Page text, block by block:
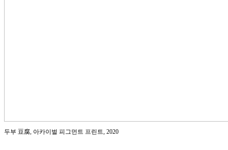
두부 豆腐, 아카이벌 피그먼트 프린트, 2020